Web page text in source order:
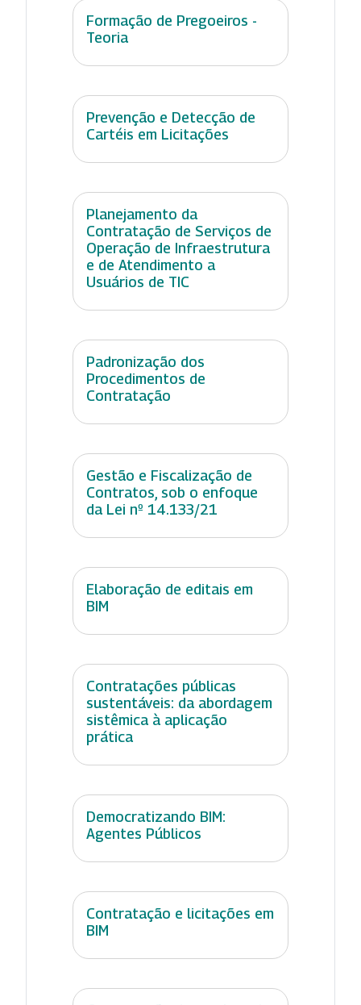
Formação de Pregoeiros -
Teoria
Prevenção e Detecção de
Cartéis em Licitações
Planejamento da
Contratação de Serviços de
Operação de Infraestrutura
e de Atendimento a
Usuários de TIC
Padronização dos
Procedimentos de
Contratação
Gestão e Fiscalização de
Contratos, sob o enfoque
da Lei nº 14.133/21
Elaboração de editais em
BIM
Contratações públicas
sustentáveis: da abordagem
sistêmica à aplicação
prática
Democratizando BIM:
Agentes Públicos
Contratação e licitações em
BIM